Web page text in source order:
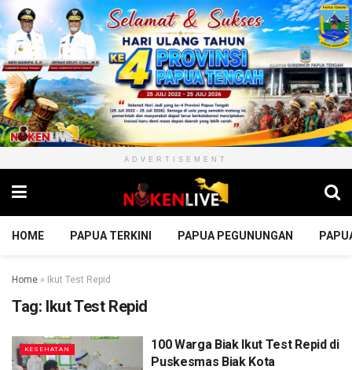
ADVERTISEMENT
HOME PAPUA TERKINI PAPUA PEGUNUNGAN
Home » Ikut Test Repid
Tag: Ikut Test Repid
KESEHATAN
100 Warga Biak Ikut Test Repid di
Puskesmas Biak Kota